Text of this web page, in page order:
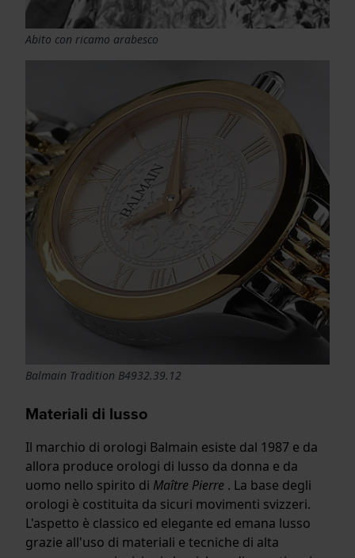
Abito con ricamo arabesco
Balmain Tradition B4932.39.12
Materiali di lusso
Il marchio di orologi Balmain esiste dal 1987 e da
allora produce orologi di lusso da donna e da
uomo nello spirito di Maître Pierre . La base degli
orologi è costituita da sicuri movimenti svizzeri.
L'aspetto è classico ed elegante ed emana lusso
grazie all'uso di materiali e tecniche di alta